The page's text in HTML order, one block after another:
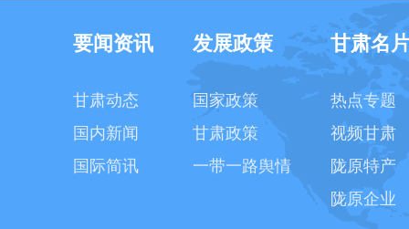
要闻资讯
甘肃动态
国内新闻
国际简讯
发展政策
国家政策
甘肃政策
一带一路舆情
甘肃名
热点专题
视频甘肃
陇原特产
陇原企业